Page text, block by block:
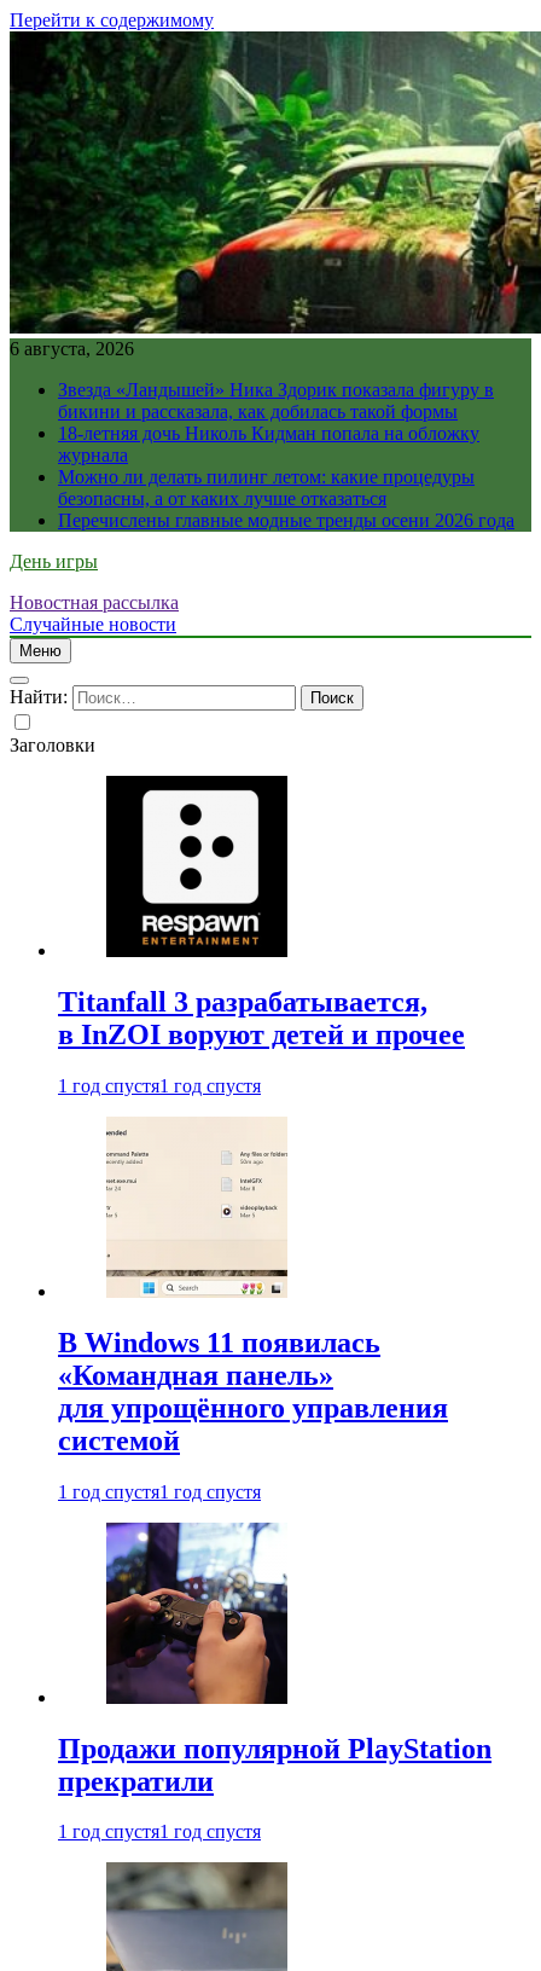
Перейти к содержимому
6 августа, 2026
Звезда «Ландышей» Ника Здорик показала фигуру в
бикини и рассказала, как добилась такой формы
18-летняя дочь Николь Кидман попала на обложку
журнала
Можно ли делать пилинг летом: какие процедуры
безопасны, а от каких лучше отказаться
Перечислены главные модные тренды осени 2026 года
День игры
Новостная рассылка
Случайные новости
Меню
Найти:
Заголовки
Titanfall 3 разрабатывается,
в InZOI воруют детей и прочее
1 год спустя1 год спустя
В Windows 11 появилась
«Командная панель»
для упрощённого управления
системой
1 год спустя1 год спустя
Продажи популярной PlayStation
прекратили
1 год спустя1 год спустя